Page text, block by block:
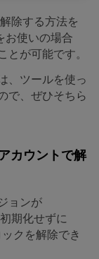
除する方法を
お使いの場合
が可能です。
、ツールを使っ
で、ぜひそちら
カウントで解
ョンが
期化せずに
クを解除でき